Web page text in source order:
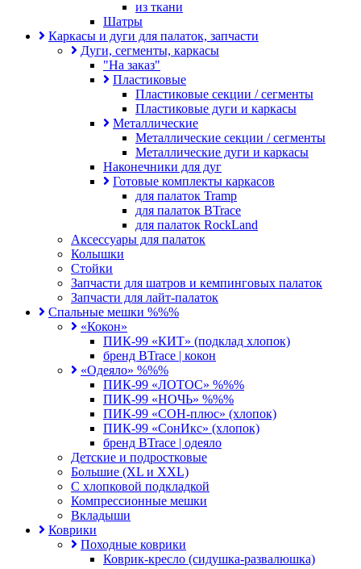
из ткани
Шатры
Каркасы и дуги для палаток, запчасти
Дуги, сегменты, каркасы
"На заказ"
Пластиковые
Пластиковые секции / сегменты
Пластиковые дуги и каркасы
Металлические
Металлические секции / сегменты
Металлические дуги и каркасы
Наконечники для дуг
Готовые комплекты каркасов
для палаток Tramp
для палаток BTrace
для палаток RockLand
Аксессуары для палаток
Колышки
Стойки
Запчасти для шатров и кемпинговых палаток
Запчасти для лайт-палаток
Спальные мешки %%%
«Кокон»
ПИК-99 «КИТ» (подклад хлопок)
бренд BTrace | кокон
«Одеяло» %%%
ПИК-99 «ЛОТОС» %%%
ПИК-99 «НОЧЬ» %%%
ПИК-99 «СОН-плюс» (хлопок)
ПИК-99 «СонИкс» (хлопок)
бренд BTrace | одеяло
Детские и подростковые
Большие (XL и XXL)
С хлопковой подкладкой
Компрессионные мешки
Вкладыши
Коврики
Походные коврики
Коврик-кресло (сидушка-развалюшка)